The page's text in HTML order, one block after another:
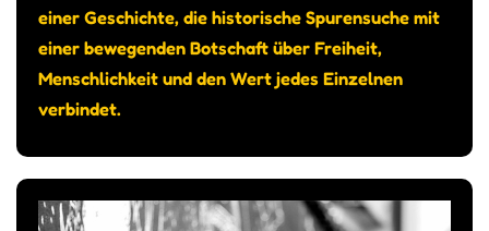
einer Geschichte, die historische Spurensuche mit
einer bewegenden Botschaft über Freiheit,
Menschlichkeit und den Wert jedes Einzelnen
verbindet.